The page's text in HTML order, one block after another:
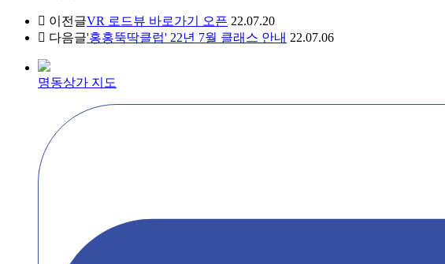
이전글VR 로드뷰 바로가기 오픈 22.07.20
다음글'홍홍뚝딱클럽' 22년 7월 클래스 안내 22.07.06
명동상가 지도